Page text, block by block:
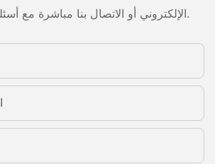
الإلكتروني أو الاتصال بنا مباشرة مع أسئلة أو استفسارات.